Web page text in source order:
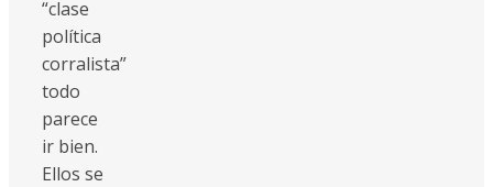
“clase
política
corralista”
todo
parece
ir bien.
Ellos se